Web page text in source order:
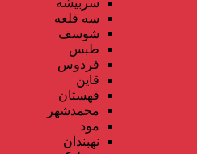
سه قلعه
شوسف
طبس
فردوس
قاین
قهستان
محمدشهر
مود
نهبندان